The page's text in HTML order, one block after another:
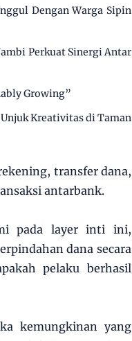
Dengan Warga Sipin
Perkuat Sinergi Antar
Growing”
Kreativitas di Taman
transfer dana,
antarbank.
pada layer inti ini,
dana secara
pelaku berhasil
kemungkinan yang